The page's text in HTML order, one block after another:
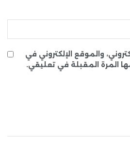
والموقع الإلكتروني في
المرة المقبلة في تعليقي.